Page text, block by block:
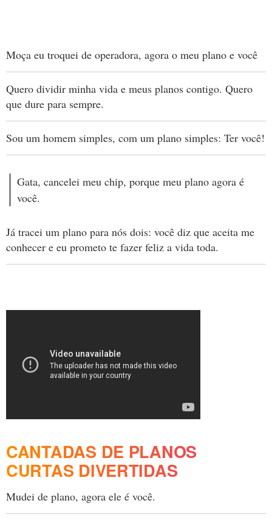
Moça eu troquei de operadora, agora o meu plano e você
Quero dividir minha vida e meus planos contigo. Quero
que dure para sempre.
Sou um homem simples, com um plano simples: Ter você!
Gata, cancelei meu chip, porque meu plano agora é
você.
Já tracei um plano para nós dois: você diz que aceita me
conhecer e eu prometo te fazer feliz a vida toda.
CANTADAS DE PLANOS
CURTAS DIVERTIDAS
Mudei de plano, agora ele é você.